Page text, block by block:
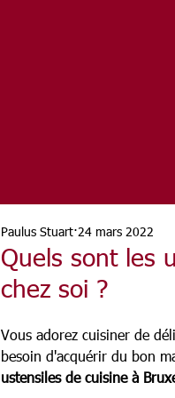
Quels sont les
chez soi ?
Paulus Stuart 24 mars 2022
Vous adorez cuisiner de
besoin d'acquérir du bon
ustensiles de cuisine à